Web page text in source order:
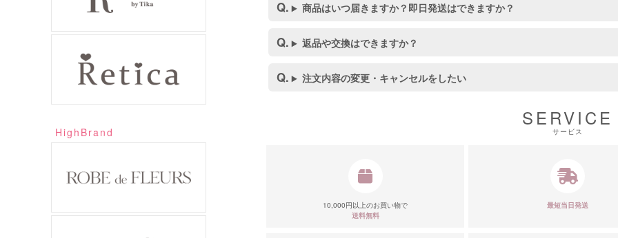
HighBrand
商品はいつ届きますか？即日発送はできますか？
返品や交換はできますか？
注文内容の変更・キャンセルをしたい
SERVICE
サービス
10,000円以上のお買い物で
送料無料
最短当日発送